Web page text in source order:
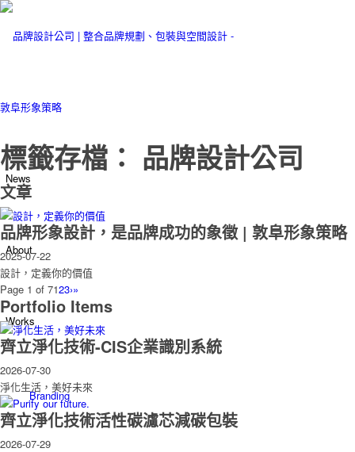
News
About
Works
Branding
標籤存檔： 品牌設計公司
文章
品牌形象設計，是品牌成功的象徵 | 敦阜形象策略
2025-07-22
設計，定義你的價值
Page 1 of 7123›»
Portfolio Items
齊立淨化技術-CIS企業識別系統
2026-07-30
淨化生活，美好未來
齊立淨化技術活性碳濾芯減碳包裝
2026-07-29